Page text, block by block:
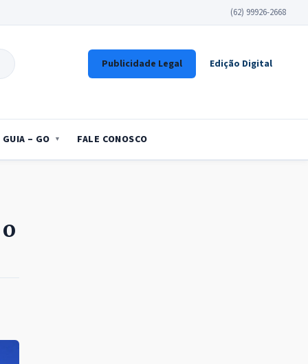
(62) 99926-2668
Publicidade Legal Edição Digital
GUIA – GO FALE CONOSCO